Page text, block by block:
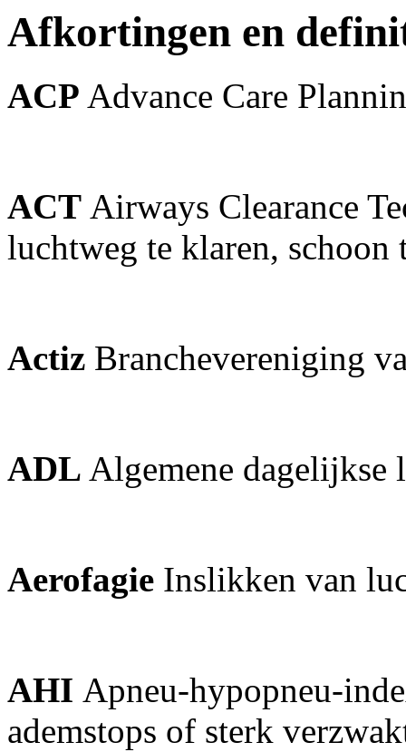
Afkortingen en
ACP Advance Care
ACT Airways Clearance
luchtweg te klaren, schoon
Actiz Branchevereniging
ADL Algemene dagelijkse
Aerofagie Inslikken van
AHI Apneu-hypopneu-
ademstops of sterk